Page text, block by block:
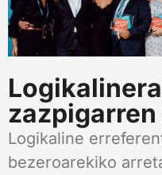
zazpigarren
Logikaline
bezeroarekiko